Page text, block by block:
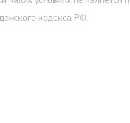
кодекса РФ.